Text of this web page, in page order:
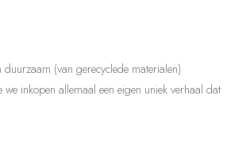
(van gerecyclede materialen)
inkopen allemaal een eigen uniek verhaal dat